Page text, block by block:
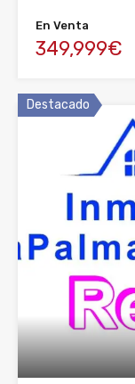
En Venta
349,999€
Destacado